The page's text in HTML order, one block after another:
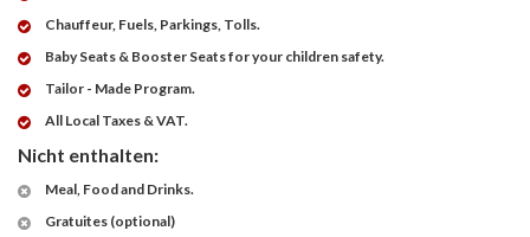
Chauffeur, Fuels, Parkings, Tolls.
Baby Seats & Booster Seats for your children safety.
Tailor - Made Program.
All Local Taxes & VAT.
Nicht enthalten:
Meal, Food and Drinks.
Gratuites (optional)